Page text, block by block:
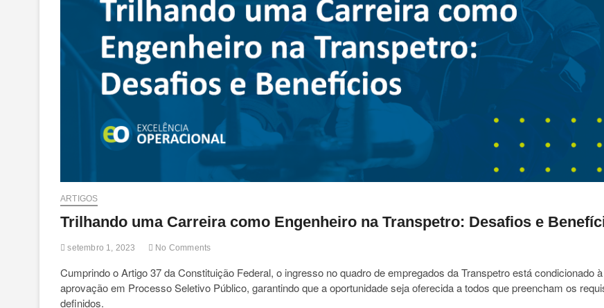
ARTIGOS
Trilhando uma Carreira como Engenheiro na Transpetro: Desafios e
setembro 1, 2023 No Comments
Cumprindo o Artigo 37 da Constituição Federal, o ingresso no quadro de empregados da Transpetro está condicionado à
aprovação em Processo Seletivo Público, garantindo que a oportunidade seja oferecida a todos que preencham os
definidos.